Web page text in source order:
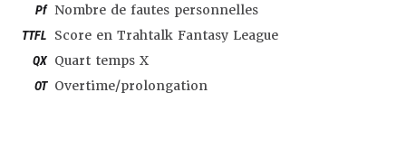
Pf Nombre de fautes personnelles
TTFL Score en Trahtalk Fantasy League
QX Quart temps X
OT Overtime/prolongation